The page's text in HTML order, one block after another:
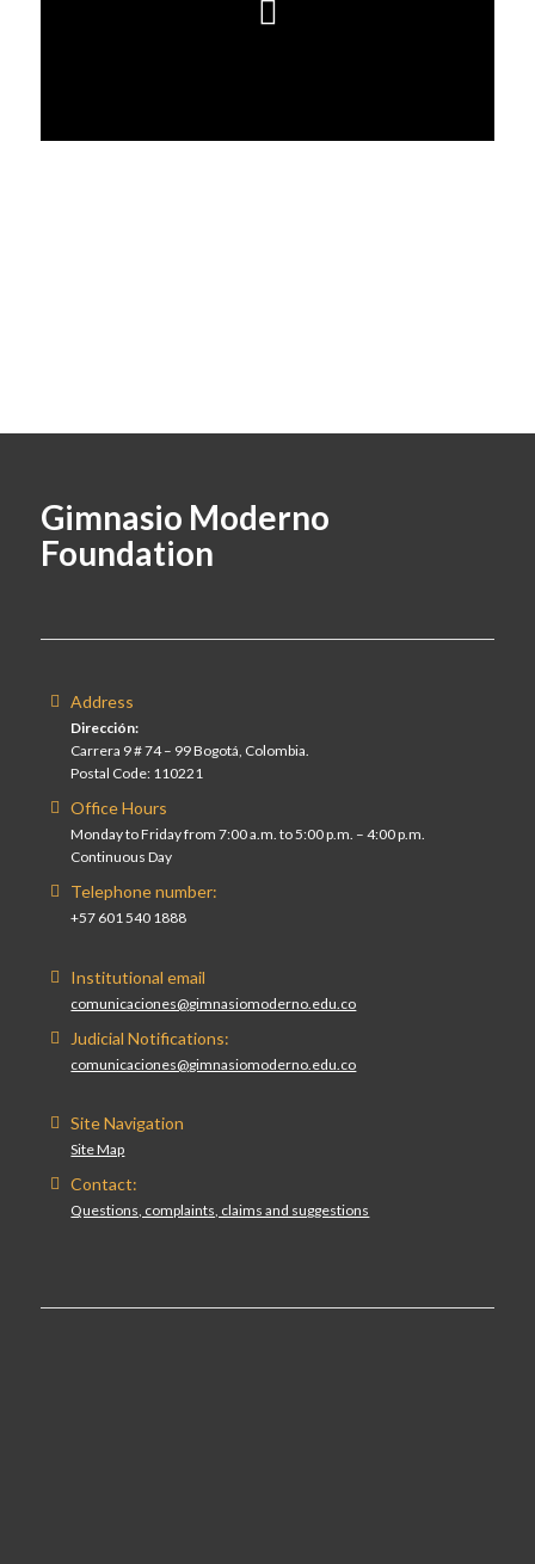
Gimnasio Moderno
Foundation
Address
Dirección:
Carrera 9 # 74 – 99 Bogotá, Colombia.
Postal Code: 110221
Office Hours
Monday to Friday from 7:00 a.m. to 5:00 p.m. – 4:00 p.m.
Continuous Day
Telephone number:
+57 601 540 1888
Institutional email
comunicaciones@gimnasiomoderno.edu.co
Judicial Notifications:
comunicaciones@gimnasiomoderno.edu.co
Site Navigation
Site Map
Contact:
Questions, complaints, claims and suggestions